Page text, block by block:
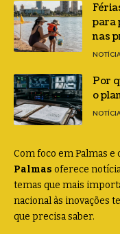
para
nas
Por
o
Com foco em Palmas
Palmas oferece
temas que mais
nacional às inovações
que precisa saber.